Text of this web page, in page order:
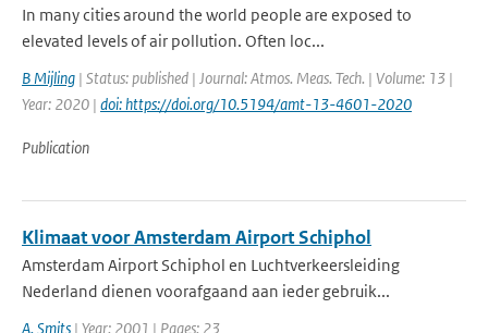
In many cities around the world people are exposed to
elevated levels of air pollution. Often loc...
B Mijling | Status: published | Journal: Atmos. Meas. Tech. | Volume: 13 |
Year: 2020 | doi: https://doi.org/10.5194/amt-13-4601-2020
Publication
Klimaat voor Amsterdam Airport Schiphol
Amsterdam Airport Schiphol en Luchtverkeersleiding
Nederland dienen voorafgaand aan ieder gebruik...
A. Smits | Year: 2001 | Pages: 23